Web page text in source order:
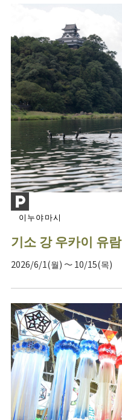
이누야마시
기소 강 우카이 유람
2026/6/1(월) ～ 10/15(목)